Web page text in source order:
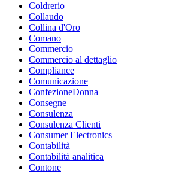
Coldrerio
Collaudo
Collina d'Oro
Comano
Commercio
Commercio al dettaglio
Compliance
Comunicazione
ConfezioneDonna
Consegne
Consulenza
Consulenza Clienti
Consumer Electronics
Contabilità
Contabilità analitica
Contone